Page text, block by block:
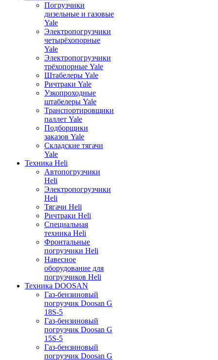
Погрузчики
дизельные и газовые
Yale
Электропогрузчики
четырёхопорные
Yale
Электропогрузчики
трёхопорные Yale
Штабелеры Yale
Ричтраки Yale
Узкопроходные
штабелеры Yale
Транспортировщики
паллет Yale
Подборщики
заказов Yale
Складские тягачи
Yale
Техника Heli
Автопогрузчики
Heli
Электропогрузчики
Heli
Тягачи Heli
Ричтраки Heli
Специальная
техника Heli
Фронтальные
погрузчики Heli
Навесное
оборудование для
погрузчиков Heli
Техника DOOSAN
Газ-бензиновый
погрузчик Doosan G
18S-5
Газ-бензиновый
погрузчик Doosan G
15S-5
Газ-бензиновый
погрузчик Doosan G